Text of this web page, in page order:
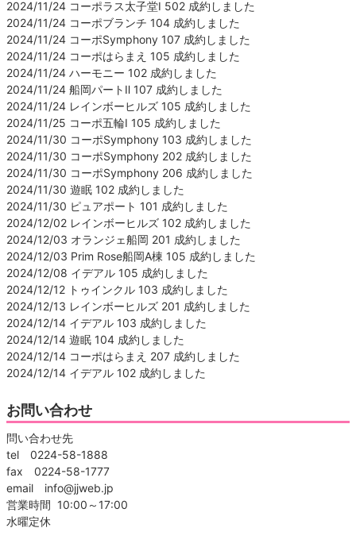
2024/11/24 コーポラス太子堂Ⅰ 502 成約しました
2024/11/24 コーポブランチ 104 成約しました
2024/11/24 コーポSymphony 107 成約しました
2024/11/24 コーポはらまえ 105 成約しました
2024/11/24 ハーモニー 102 成約しました
2024/11/24 船岡パートⅡ 107 成約しました
2024/11/24 レインボーヒルズ 105 成約しました
2024/11/25 コーポ五輪Ⅰ 105 成約しました
2024/11/30 コーポSymphony 103 成約しました
2024/11/30 コーポSymphony 202 成約しました
2024/11/30 コーポSymphony 206 成約しました
2024/11/30 遊眠 102 成約しました
2024/11/30 ピュアポート 101 成約しました
2024/12/02 レインボーヒルズ 102 成約しました
2024/12/03 オランジェ船岡 201 成約しました
2024/12/03 Prim Rose船岡A棟 105 成約しました
2024/12/08 イデアル 105 成約しました
2024/12/12 トゥインクル 103 成約しました
2024/12/13 レインボーヒルズ 201 成約しました
2024/12/14 イデアル 103 成約しました
2024/12/14 遊眠 104 成約しました
2024/12/14 コーポはらまえ 207 成約しました
2024/12/14 イデアル 102 成約しました
お問い合わせ
問い合わせ先
tel 0224-58-1888
fax 0224-58-1777
email info@jjweb.jp
営業時間 10:00～17:00
水曜定休